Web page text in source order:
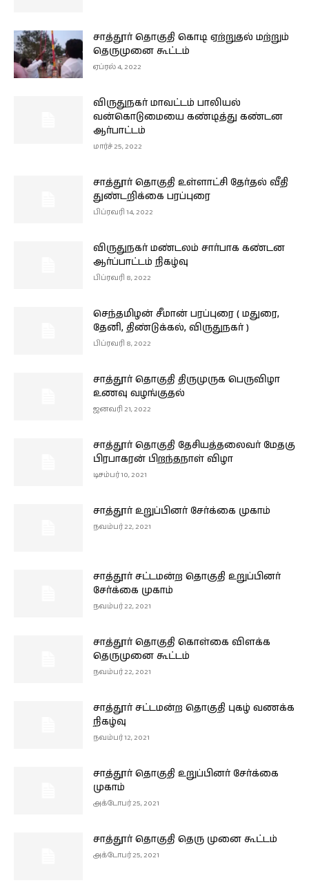
சாத்தூர் தொகுதி கொடி ஏற்றுதல் மற்றும்
தெருமுனை கூட்டம்
ஏப்ரல் 4, 2022
விருதுநகர் மாவட்டம் பாலியல்
வன்கொடுமையை கண்டித்து கண்டன
ஆர்பாட்டம்
மார்ச் 25, 2022
சாத்தூர் தொகுதி உள்ளாட்சி தேர்தல் வீதி
துண்டறிக்கை பரப்புரை
பிப்ரவரி 14, 2022
விருதுநகர் மண்டலம் சார்பாக கண்டன
ஆர்ப்பாட்டம் நிகழ்வு
பிப்ரவரி 8, 2022
செந்தமிழன் சீமான் பரப்புரை ( மதுரை,
தேனி, திண்டுக்கல், விருதுநகர் )
பிப்ரவரி 8, 2022
சாத்தூர் தொகுதி திருமுருக பெருவிழா
உணவு வழங்குதல்
ஜனவரி 21, 2022
சாத்தூர் தொகுதி தேசியத்தலைவர் மேதகு
பிரபாகரன் பிறந்தநாள் விழா
டிசம்பர் 10, 2021
சாத்தூர் உறுப்பினர் சேர்க்கை முகாம்
நவம்பர் 22, 2021
சாத்தூர் சட்டமன்ற தொகுதி உறுப்பினர்
சேர்க்கை முகாம்
நவம்பர் 22, 2021
சாத்தூர் தொகுதி கொள்கை விளக்க
தெருமுனை கூட்டம்
நவம்பர் 22, 2021
சாத்தூர் சட்டமன்ற தொகுதி புகழ் வணக்க
நிகழ்வு
நவம்பர் 12, 2021
சாத்தூர் தொகுதி உறுப்பினர் சேர்க்கை
முகாம்
அக்டோபர் 25, 2021
சாத்தூர் தொகுதி தெரு முனை கூட்டம்
அக்டோபர் 25, 2021